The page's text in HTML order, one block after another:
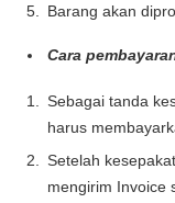
Barang akan
Cara
Sebagai tanda
harus
Setelah
mengirim Invoice